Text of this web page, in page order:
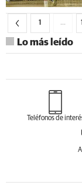
…
Lo más leído
Teléfonos de